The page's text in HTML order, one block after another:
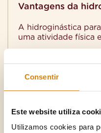
Consentir
Este website utiliza
Utilizamos cookies para
Vantagens da
A hidroginástica
uma atividade física
não só para a saúde